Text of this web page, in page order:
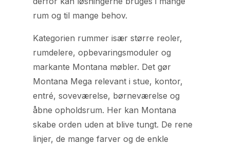
rum og til mange behov.
Kategorien rummer især større reoler,
rumdelere, opbevaringsmoduler og
markante Montana møbler. Det gør
Montana Mega relevant i stue, kontor,
entré, soveværelse, børneværelse og
åbne opholdsrum. Her kan Montana
skabe orden uden at blive tungt. De rene
linjer, de mange farver og de enkle